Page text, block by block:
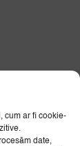
cum ar fi cookie-
date,